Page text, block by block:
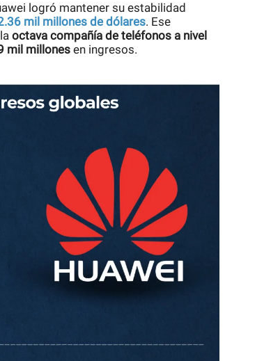
logró mantener su estabilidad
mil millones de dólares. Ese
octava compañía de teléfonos a nivel
mil millones en ingresos.